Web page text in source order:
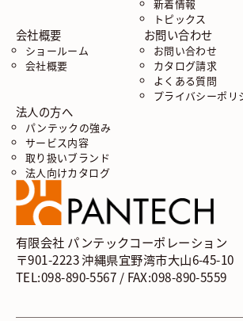
新着情報
トピックス
会社概要
ショールーム
会社概要
お問い合わせ
お問い合わせ
カタログ請求
よくある質問
プライバシーポリ
法人の方へ
パンテックの強み
サービス内容
取り扱いブランド
法人向けカタログ
有限会社 パンテックコーポレーション
〒901-2223 沖縄県宜野湾市大山6-45-10
TEL:098-890-5567 / FAX:098-890-5559